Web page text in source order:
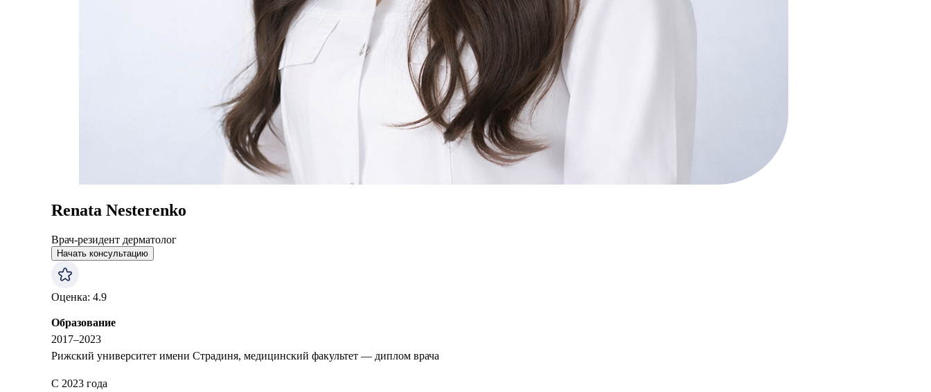
Renata Nesterenko
Врач-резидент дерматолог
Начать консультацию
Оценка: 4.9
Образование
2017–2023
Рижский университет имени Страдиня, медицинский факультет — диплом врача
С 2023 года